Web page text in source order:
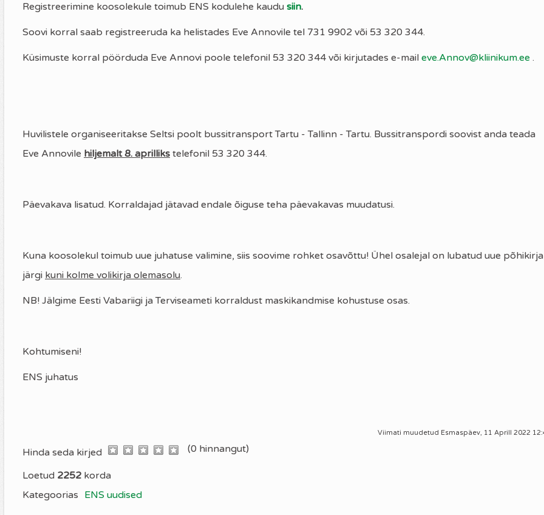
Registreerimine koosolekule toimub ENS kodulehe kaudu siin.
Soovi korral saab registreeruda ka helistades Eve Annovile tel 731 9902 või 53 320 344.
Küsimuste korral pöörduda Eve Annovi poole telefonil 53 320 344 või kirjutades e-mail eve.Annov@kliinikum.ee .
Huvilistele organiseeritakse Seltsi poolt bussitransport Tartu - Tallinn - Tartu. Bussitranspordi soovist anda teada
Eve Annovile hiljemalt 8. aprilliks telefonil 53 320 344.
Päevakava lisatud. Korraldajad jätavad endale õiguse teha päevakavas muudatusi.
Kuna koosolekul toimub uue juhatuse valimine, siis soovime rohket osavõttu! Ühel osalejal on lubatud uue põhikirja
järgi kuni kolme volikirja olemasolu.
NB! Jälgime Eesti Vabariigi ja Terviseameti korraldust maskikandmise kohustuse osas.
Kohtumiseni!
ENS juhatus
Viimati muudetud Esmaspäev, 11 Aprill 2022
Hinda seda kirjed 1
2
3
4
5
(0 hinnangut)
Loetud 2252 korda
Kategoorias ENS uudised